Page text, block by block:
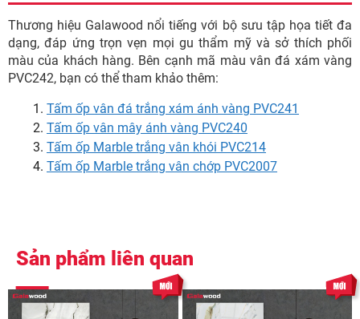
Thương hiệu Galawood nổi tiếng với bộ sưu tập họa tiết đa
dạng, đáp ứng trọn vẹn mọi gu thẩm mỹ và sở thích phối
màu của khách hàng. Bên cạnh mã màu vân đá xám vàng
PVC242, bạn có thể tham khảo thêm:
Tấm ốp vân đá trắng xám ánh vàng PVC241
Tấm ốp vân mây ánh vàng PVC240
Tấm ốp Marble trắng vân khói PVC214
Tấm ốp Marble trắng vân chớp PVC2007
Sản phẩm liên quan